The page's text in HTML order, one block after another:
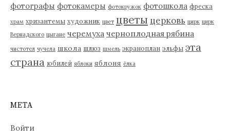
фотографы фотокамеры фотокружок фотошкола фреска
храм хризантемы художник цвет цветы церковь цирк цирк
Вернадского цыгане черемуха черноплодная рябина
чистотел чучела школа шлюз шмель экраноплан эльфы эта
страна юбилей яблоки яблоня ёлка
МЕТА
Войти